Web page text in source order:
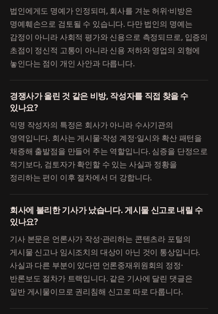
법인에게도 명예가 인정되며, 회사를 겨눈 허위·비방은
명예훼손으로 검토될 수 있습니다. 다만 법인의 명예는
감정이 아니라 사회적 평가와 신용으로 측정되므로, 입증의
초점이 정신적 고통이 아니라 신용 저하와 영업의 외형에
놓인다는 점이 개인 사안과 다릅니다.
경쟁사가 올린 것 같은 비방, 작성자를 직접 찾을 수
있나요?
익명 작성자의 특정은 회사가 아니라 수사기관의
영역입니다. 회사는 게시물·작성 계정·일시와 확산 패턴을
채증해 출발점을 만들어 주는 역할입니다. 심증을 단정으로
적기보다, 검토자가 확인할 수 있는 사실과 정황을
정리하는 편이 이후 절차에서 더 강합니다.
회사에 불리한 기사가 났습니다. 게시물 신고로 내릴 수
있나요?
기사 본문은 언론사가 작성·관리하는 콘텐츠라 포털의
게시물 신고나 임시조치의 대상이 아닌 것이 통상입니다.
사실과 다른 부분이 있다면 언론중재위원회의 정정·
반론보도 절차가 트랙입니다. 같은 기사에 달린 댓글은
일반 게시물이므로 권리침해 신고로 따로 다룹니다.